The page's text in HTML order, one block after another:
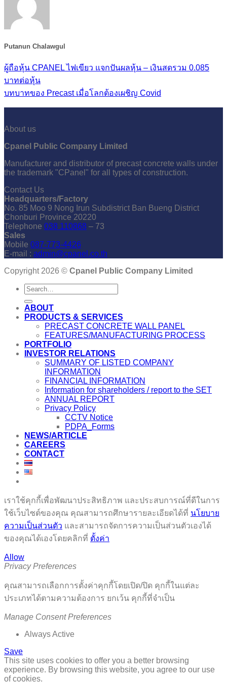
Putanun Chalawgul
ผู้ถือหุ้น CPANEL ไฟเขียว แจกปันผลหุ้น – เงินสดรวม 0.085
บาทต่อหุ้น
บทบาทของ Precast เมื่อโลกต้องเผชิญ Covid
About us
Cpanel Public Company Limited
Manufacturer and distributor of precast concrete walls under
the trademark "CPanel" for all types of construction.
Contact Us
Headquarters/Factory
No. 85 Moo 9 Nong Irun Subdistrict Ban Bueng District
Chonburi Province 20220
Telephone 038 110868 – 73
Sales
Mobile 087-773-4426
E-mail : admin@cpanel.co.th
Copyright 2026 © Cpanel Public Company Limited
ABOUT
PRODUCTS & SERVICES
PRECAST CONCRETE WALL PANEL
FEATURES/MANUFACTURING PROCESS
PORTFOLIO
INVESTOR RELATIONS
SUMMARY OF LISTED COMPANY
INFORMATION
FINANCIAL INFORMATION
Information for shareholders / report to the SET
ANNUAL REPORT
Privacy Policy
CCTV Notice
PDPA_Forms
NEWS/ARTICLE
CAREERS
CONTACT
เราใช้คุกกี้เพื่อพัฒนาประสิทธิภาพ และประสบการณ์ที่ดีในการ
ใช้เว็บไซต์ของคุณ คุณสามารถศึกษารายละเอียดได้ที่ นโยบาย
ความเป็นส่วนตัว และสามารถจัดการความเป็นส่วนตัวเองได้
ของคุณได้เองโดยคลิกที่ ตั้งค่า
Allow
Privacy Preferences
คุณสามารถเลือกการตั้งค่าคุกกี้โดยเปิด/ปิด คุกกี้ในแต่ละ
ประเภทได้ตามความต้องการ ยกเว้น คุกกี้ที่จำเป็น
Manage Consent Preferences
Always Active
Save
This site uses cookies to offer you a better browsing
experience. By browsing this website, you agree to our use
of cookies.